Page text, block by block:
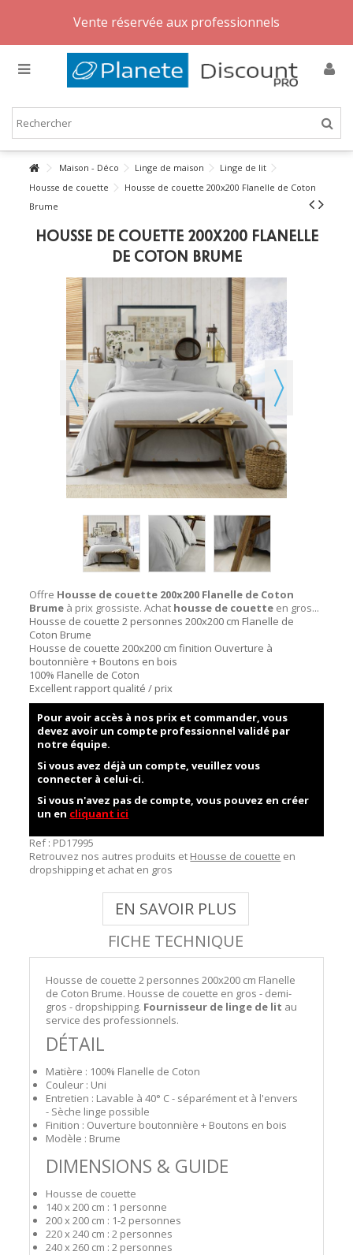
Vente réservée aux professionnels
Maison - Déco Linge de maison
Linge de lit
Housse de couette
Housse de couette 200x200 Flanelle de Coton
Brume
HOUSSE DE COUETTE 200X200 FLANELLE
DE COTON BRUME
Offre Housse de couette 200x200 Flanelle de Coton
Brume à prix grossiste. Achat housse de couette en gros...
Housse de couette 2 personnes 200x200 cm Flanelle de
Coton Brume
Housse de couette 200x200 cm finition Ouverture à
boutonnière + Boutons en bois
100% Flanelle de Coton
Excellent rapport qualité / prix
Pour avoir accès à nos prix et commander, vous
devez avoir un compte professionnel validé par
notre équipe.
Si vous avez déjà un compte, veuillez vous
connecter à celui-ci.
Si vous n'avez pas de compte, vous pouvez en créer
un en cliquant ici
Ref : PD17995
Retrouvez nos autres produits et Housse de couette en
dropshipping et achat en gros
EN SAVOIR PLUS
FICHE TECHNIQUE
Housse de couette 2 personnes 200x200 cm Flanelle
de Coton Brume. Housse de couette en gros - demi-
gros - dropshipping. Fournisseur de linge de lit au
service des professionnels.
DÉTAIL
Matière : 100% Flanelle de Coton
Couleur : Uni
Entretien : Lavable à 40° C - séparément et à l'envers
- Sèche linge possible
Finition : Ouverture boutonnière + Boutons en bois
Modèle : Brume
DIMENSIONS & GUIDE
Housse de couette
140 x 200 cm : 1 personne
200 x 200 cm : 1-2 personnes
220 x 240 cm : 2 personnes
240 x 260 cm : 2 personnes